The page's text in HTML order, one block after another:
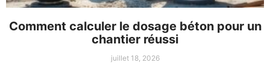
Comment calculer le dosage béton pour un
chantier réussi
juillet 18, 2026